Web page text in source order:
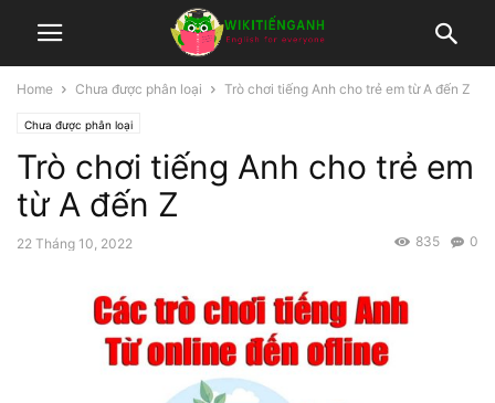
Home Chưa được phân loại Trò chơi tiếng Anh cho trẻ em từ A đến Z
Chưa được phân loại
Trò chơi tiếng Anh cho trẻ em
từ A đến Z
22 Tháng 10, 2022 0
835